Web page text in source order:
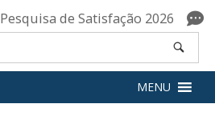
Pesquisa de Satisfação 2026
MENU